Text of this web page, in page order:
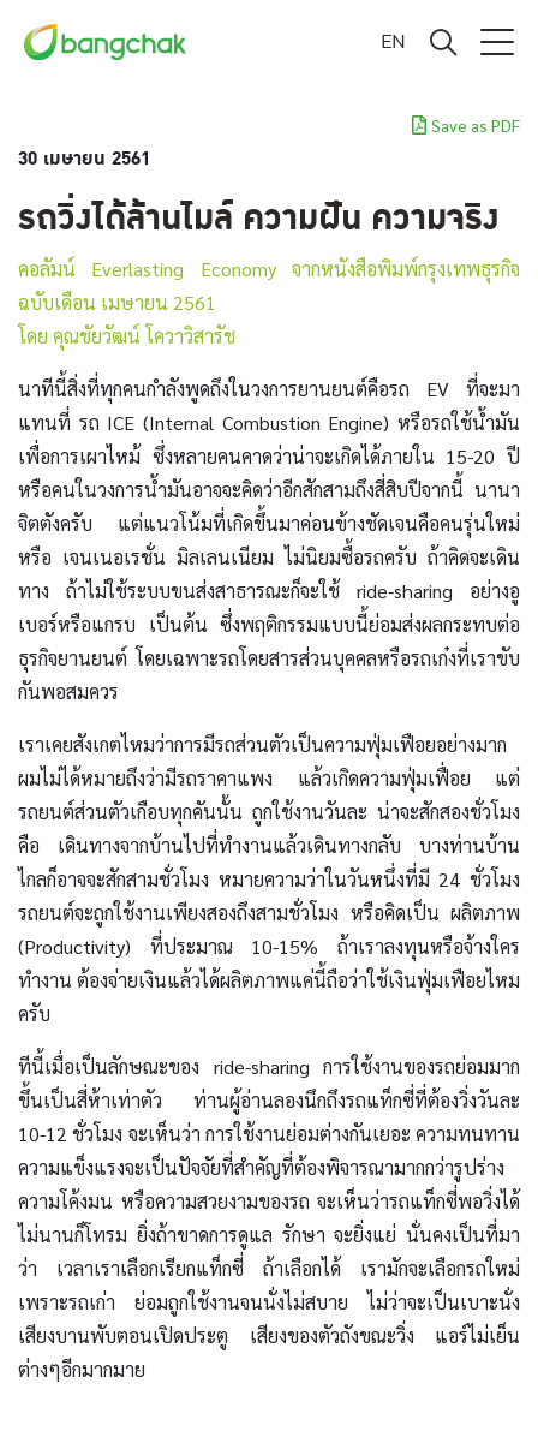
EN
Save as PDF
30 เมษายน 2561
รถวิ่งได้ล้านไมล์ ความฝัน ความจริง
คอลัมน์ Everlasting Economy จากหนังสือพิมพ์กรุงเทพธุรกิจ
ฉบับเดือน เมษายน 2561
โดย คุณชัยวัฒน์ โควาวิสารัช
นาทีนี้สิ่งที่ทุกคนกำลังพูดถึงในวงการยานยนต์คือรถ EV ที่จะมา
แทนที่ รถ ICE (Internal Combustion Engine) หรือรถใช้น้ำมัน
เพื่อการเผาไหม้ ซึ่งหลายคนคาดว่าน่าจะเกิดได้ภายใน 15-20 ปี
หรือคนในวงการน้ำมันอาจจะคิดว่าอีกสักสามถึงสี่สิบปีจากนี้ นานา
จิตตังครับ แต่แนวโน้มที่เกิดขึ้นมาค่อนข้างชัดเจนคือคนรุ่นใหม่
หรือ เจนเนอเรชั่น มิลเลนเนียม ไม่นิยมซื้อรถครับ ถ้าคิดจะเดิน
ทาง ถ้าไม่ใช้ระบบขนส่งสาธารณะก็จะใช้ ride-sharing อย่างอู
เบอร์หรือแกรบ เป็นต้น ซึ่งพฤติกรรมแบบนี้ย่อมส่งผลกระทบต่อ
ธุรกิจยานยนต์ โดยเฉพาะรถโดยสารส่วนบุคคลหรือรถเก๋งที่เราขับ
กันพอสมควร
เราเคยสังเกตไหมว่าการมีรถส่วนตัวเป็นความฟุ่มเฟือยอย่างมาก
ผมไม่ได้หมายถึงว่ามีรถราคาแพง แล้วเกิดความฟุ่มเฟื่อย แต่
รถยนต์ส่วนตัวเกือบทุกคันนั้น ถูกใช้งานวันละ น่าจะสักสองชั่วโมง
คือ เดินทางจากบ้านไปที่ทำงานแล้วเดินทางกลับ บางท่านบ้าน
ไกลก็อาจจะสักสามชั่วโมง หมายความว่าในวันหนึ่งที่มี 24 ชั่วโมง
รถยนต์จะถูกใช้งานเพียงสองถึงสามชั่วโมง หรือคิดเป็น ผลิตภาพ
(Productivity) ที่ประมาณ 10-15% ถ้าเราลงทุนหรือจ้างใคร
ทำงาน ต้องจ่ายเงินแล้วได้ผลิตภาพแค่นี้ถือว่าใช้เงินฟุ่มเฟือยไหม
ครับ
ทีนี้เมื่อเป็นลักษณะของ ride-sharing การใช้งานของรถย่อมมาก
ขึ้นเป็นสี่ห้าเท่าตัว ท่านผู้อ่านลองนึกถึงรถแท็กซี่ที่ต้องวิ่งวันละ
10-12 ชั่วโมง จะเห็นว่า การใช้งานย่อมต่างกันเยอะ ความทนทาน
ความแข็งแรงจะเป็นปัจจัยที่สำคัญที่ต้องพิจารณามากกว่ารูปร่าง
ความโค้งมน หรือความสวยงามของรถ จะเห็นว่ารถแท็กซี่พอวิ่งได้
ไม่นานก็โทรม ยิ่งถ้าขาดการดูแล รักษา จะยิ่งแย่ นั่นคงเป็นที่มา
ว่า เวลาเราเลือกเรียกแท็กซี่ ถ้าเลือกได้ เรามักจะเลือกรถใหม่
เพราะรถเก่า ย่อมถูกใช้งานจนนั่งไม่สบาย ไม่ว่าจะเป็นเบาะนั่ง
เสียงบานพับตอนเปิดประตู เสียงของตัวถังขณะวิ่ง แอร์ไม่เย็น
ต่างๆอีกมากมาย